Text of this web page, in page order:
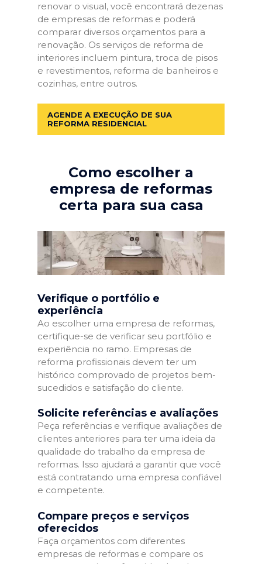
renovar o visual, você encontrará dezenas
de empresas de reformas e poderá
comparar diversos orçamentos para a
renovação. Os serviços de reforma de
interiores incluem pintura, troca de pisos
e revestimentos, reforma de banheiros e
cozinhas, entre outros.
AGENDE A EXECUÇÃO DE SUA
REFORMA RESIDENCIAL
Como escolher a
empresa de reformas
certa para sua casa
Verifique o portfólio e
experiência
Ao escolher uma empresa de reformas,
certifique-se de verificar seu portfólio e
experiência no ramo. Empresas de
reforma profissionais devem ter um
histórico comprovado de projetos bem-
sucedidos e satisfação do cliente.
Solicite referências e avaliações
Peça referências e verifique avaliações de
clientes anteriores para ter uma ideia da
qualidade do trabalho da empresa de
reformas. Isso ajudará a garantir que você
está contratando uma empresa confiável
e competente.
Compare preços e serviços
oferecidos
Faça orçamentos com diferentes
empresas de reformas e compare os